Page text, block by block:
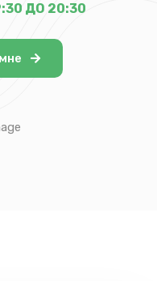
ДО 20:30